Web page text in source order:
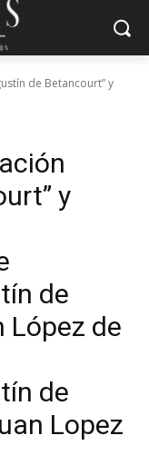
de Betancourt” y
y
de
López de
de
Lopez